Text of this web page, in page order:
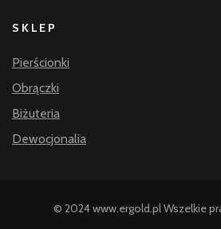
SKLEP
Pierścionki
Obrączki
Biżuteria
Dewocjonalia
© 2024 www.ergold.pl Wszelkie